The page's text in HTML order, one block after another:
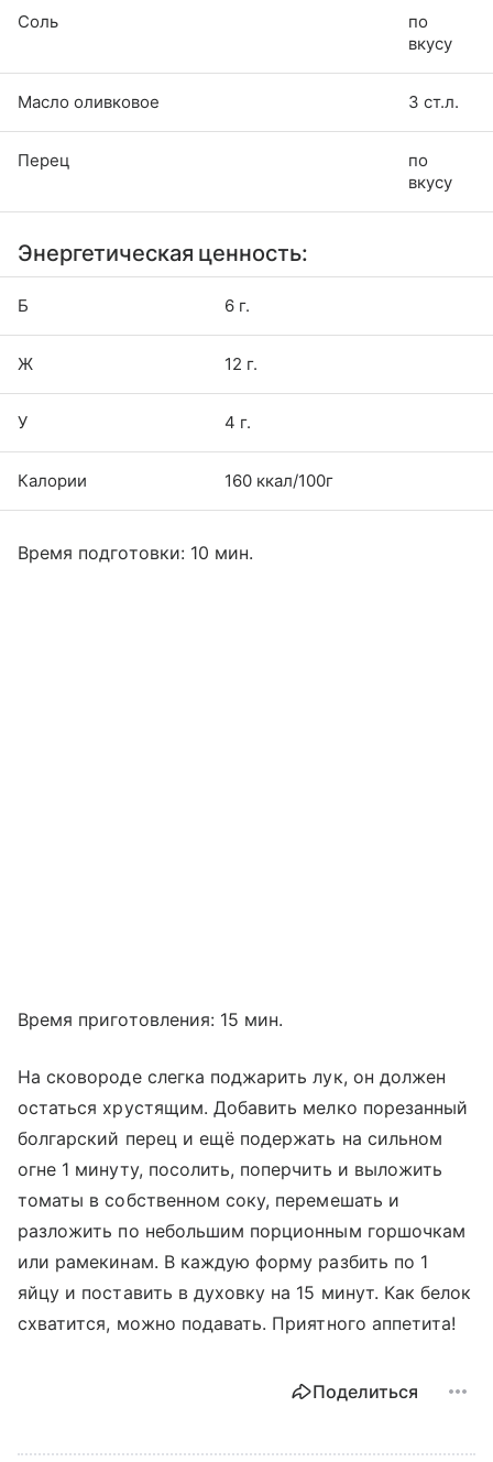
Соль
по
вкусу
Масло оливковое 3 ст.л.
Перец
по
вкусу
Энергетическая ценность:
Б 6 г.
Ж 12 г.
У 4 г.
Калории 160 ккал/100г
Время подготовки: 10 мин.
Время приготовления: 15 мин.
На сковороде слегка поджарить лук, он должен
остаться хрустящим. Добавить мелко порезанный
болгарский перец и ещё подержать на сильном
огне 1 минуту, посолить, поперчить и выложить
томаты в собственном соку, перемешать и
разложить по небольшим порционным горшочкам
или рамекинам. В каждую форму разбить по 1
яйцу и поставить в духовку на 15 минут. Как белок
схватится, можно подавать. Приятного аппетита!
Поделиться